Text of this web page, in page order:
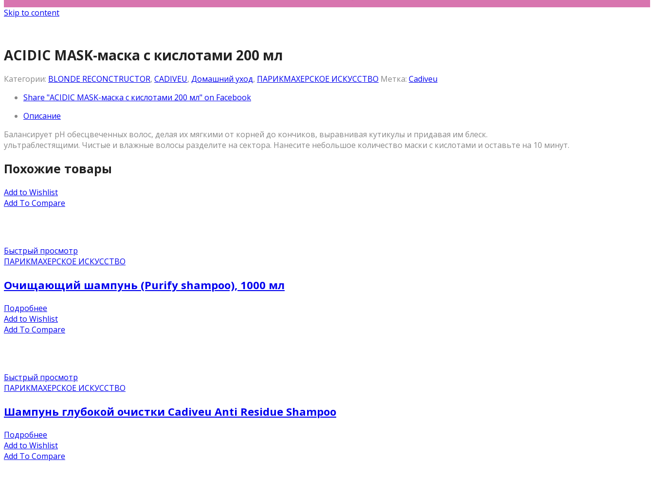
Skip to content
ACIDIC MASK-маска с кислотами 200 мл
Категории: BLONDE RECONCTRUCTOR, CADIVEU, Домашний уход, ПАРИКМАХЕРСКОЕ ИСКУССТВО Метка: Cadiveu
Share "ACIDIC MASK-маска с кислотами 200 мл" on Facebook
Описание
Балансирует pH обесцвеченных волос, делая их мягкими от корней до кончиков, выравнивая кутикулы и придавая им блеск.
ультраблестящими. Чистые и влажные волосы разделите на сектора. Нанесите небольшое количество маски с кислотами и оставьте на 10 минут.
Похожие товары
Add to Wishlist
Add To Compare
Быстрый просмотр
ПАРИКМАХЕРСКОЕ ИСКУССТВО
Очищающий шампунь (Purify shampoo), 1000 мл
Подробнее
Add to Wishlist
Add To Compare
Быстрый просмотр
ПАРИКМАХЕРСКОЕ ИСКУССТВО
Шампунь глубокой очистки Cadiveu Anti Residue Shampoo
Подробнее
Add to Wishlist
Add To Compare